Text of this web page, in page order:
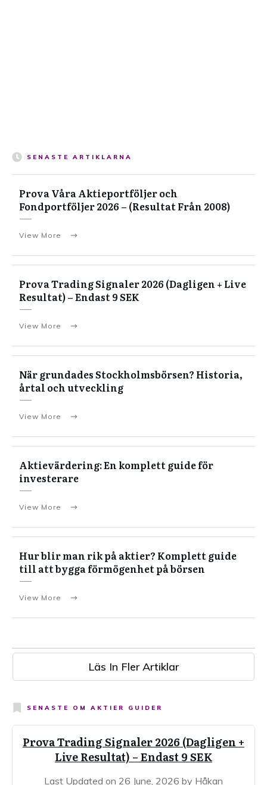
SENASTE ARTIKLARNA
Prova Våra Aktieportföljer och
Fondportföljer 2026 – (Resultat Från 2008)
View More
Prova Trading Signaler 2026 (Dagligen + Live
Resultat) – Endast 9 SEK
View More
När grundades Stockholmsbörsen? Historia,
årtal och utveckling
View More
Aktievärdering: En komplett guide för
investerare
View More
Hur blir man rik på aktier? Komplett guide
till att bygga förmögenhet på börsen
View More
Läs In Fler Artiklar
SENASTE OM AKTIER GUIDER
Prova Trading Signaler 2026 (Dagligen +
Live Resultat) – Endast 9 SEK
Last Updated on 26 June, 2026 by Håkan